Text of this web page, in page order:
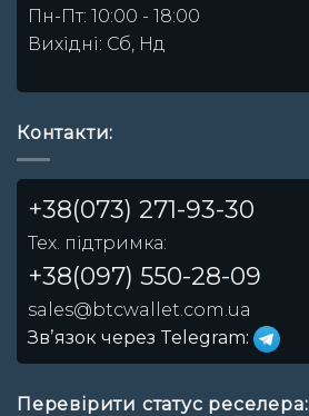
Пн-Пт: 10:00 - 18:00
Вихідні: Сб, Нд
Контакти:
+38(073) 271-93-30
Тех. підтримка:
+38(097) 550-28-09
sales@btcwallet.com.ua
Звʼязок через Telegram:
Перевірити статус реселера: